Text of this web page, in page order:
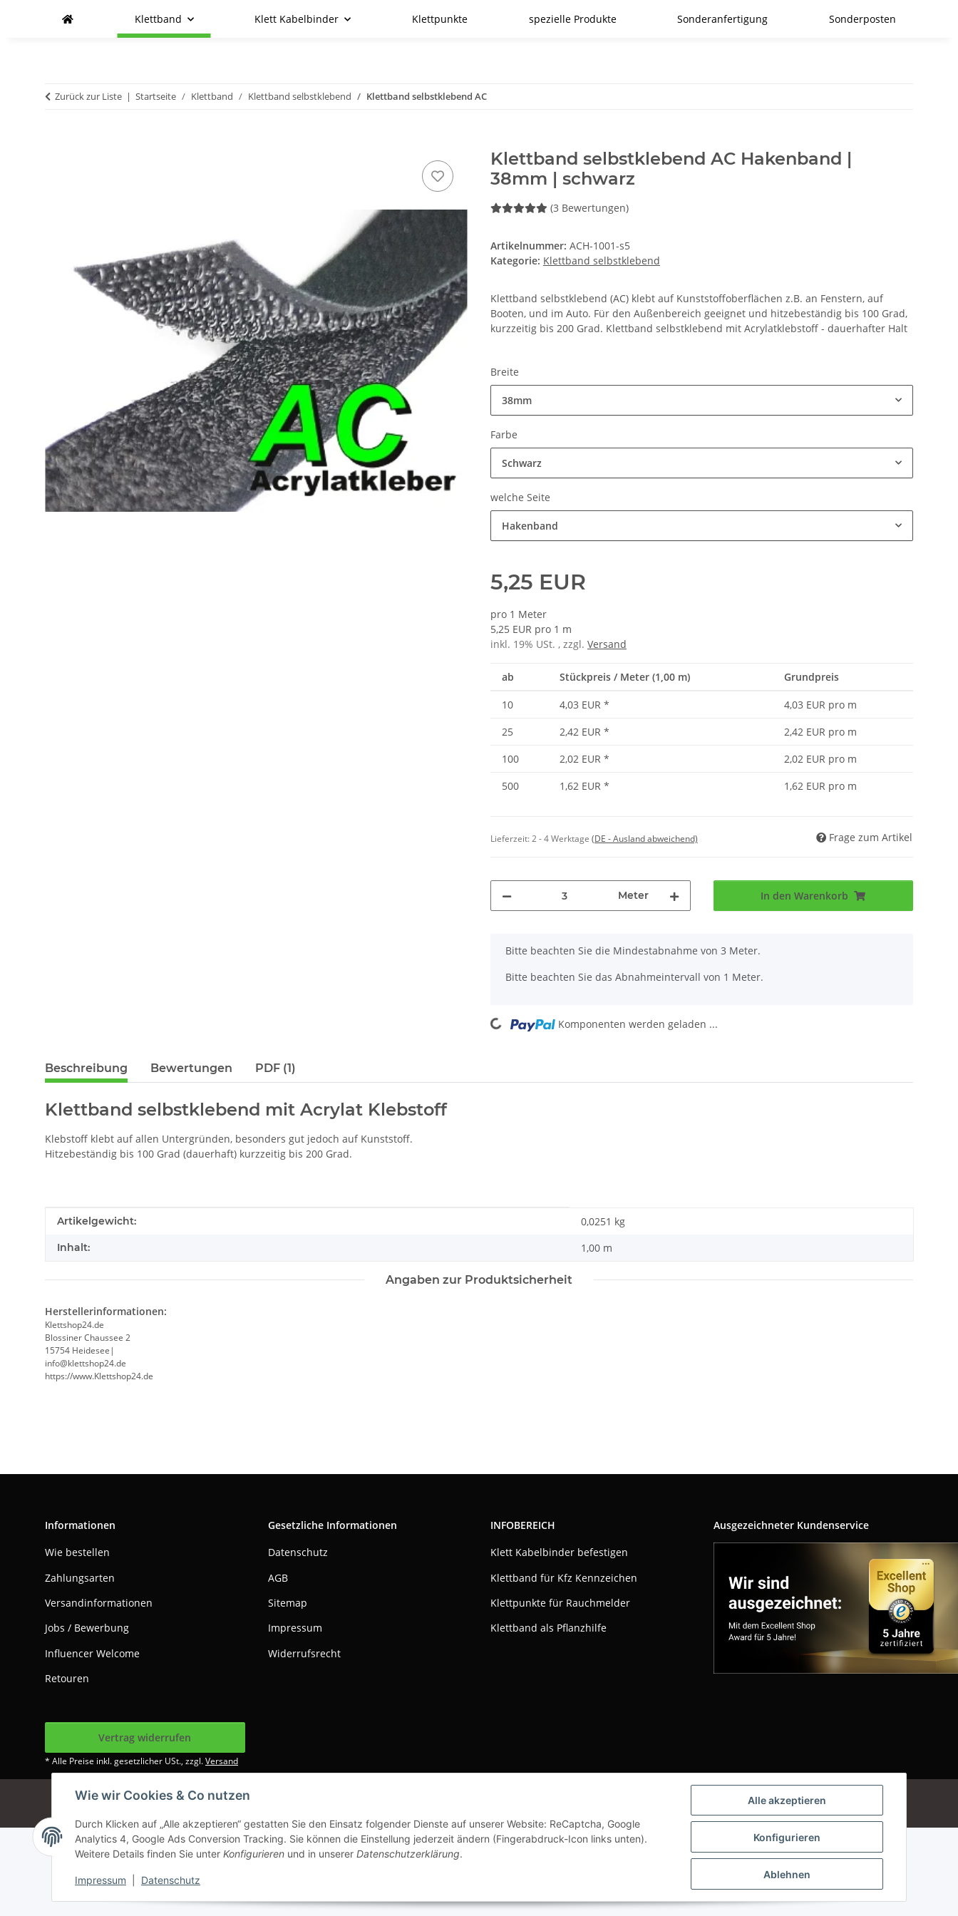
Alle akzeptieren
Konfigurieren
Ablehnen
Wie wir Cookies & Co nutzen
Durch Klicken auf „Alle akzeptieren“ gestatten Sie den Einsatz folgender Dienste auf unserer Website: ReCaptcha, Google
Analytics 4, Google Ads Conversion Tracking. Sie können die Einstellung jederzeit ändern (Fingerabdruck-Icon links unten).
Weitere Details finden Sie unter Konfigurieren und in unserer Datenschutzerklärung.
Impressum Datenschutz
Klettband Klett Kabelbinder Klettpunkte spezielle Produkte Sonderanfertigung Sonderposten
Zurück zur Liste Startseite Klettband Klettband selbstklebend Klettband selbstklebend AC
Klettband selbstklebend AC Hakenband |
38mm | schwarz
(3 Bewertungen)
Artikelnummer: ACH-1001-s5
Kategorie: Klettband selbstklebend
Klettband selbstklebend (AC) klebt auf Kunststoffoberflächen z.B. an Fenstern, auf
Booten, und im Auto. Für den Außenbereich geeignet und hitzebeständig bis 100 Grad,
kurzzeitig bis 200 Grad. Klettband selbstklebend mit Acrylatklebstoff - dauerhafter Halt
Breite
38mm
Farbe
Schwarz
welche Seite
Hakenband
5,25 EUR
pro 1 Meter
5,25 EUR pro 1 m
inkl. 19% USt. , zzgl. Versand
ab Stückpreis / Meter (1,00 m) Grundpreis
10 4,03 EUR *
4,03 EUR pro m
25
2,42 EUR *
2,42 EUR pro m
100
2,02 EUR *
2,02 EUR pro m
500
1,62 EUR * 1,62 EUR pro m
Lieferzeit:2 - 4 Werktage (DE - Ausland abweichend) Frage zum Artikel
Meter In den Warenkorb
x
Bitte beachten Sie die Mindestabnahme von 3 Meter.
Bitte beachten Sie das Abnahmeintervall von 1 Meter.
Loading... Komponenten werden geladen ...
Beschreibung Bewertungen PDF (1)
Klettband selbstklebend mit Acrylat Klebstoff
Klebstoff klebt auf allen Untergründen, besonders gut jedoch auf Kunststoff.
Hitzebeständig bis 100 Grad (dauerhaft) kurzzeitig bis 200 Grad.
Produkteigenschaft
Wert
Artikelgewicht: 0,0251 kg
Inhalt: 1,00 m
Angaben zur Produktsicherheit
Herstellerinformationen:
Klettshop24.de
Blossiner Chaussee 2
15754 Heidesee|
info@klettshop24.de
https://www.Klettshop24.de
Informationen
Wie bestellen
Zahlungsarten
Versandinformationen
Jobs / Bewerbung
Influencer Welcome
Retouren
Gesetzliche Informationen
Datenschutz
AGB
Sitemap
Impressum
Widerrufsrecht
INFOBEREICH
Klett Kabelbinder befestigen
Klettband für Kfz Kennzeichen
Klettpunkte für Rauchmelder
Klettband als Pflanzhilfe
Ausgezeichneter Kundenservice
Vertrag widerrufen
* Alle Preise inkl. gesetzlicher USt., zzgl.Versand
Google Analytics deaktivieren Powered by